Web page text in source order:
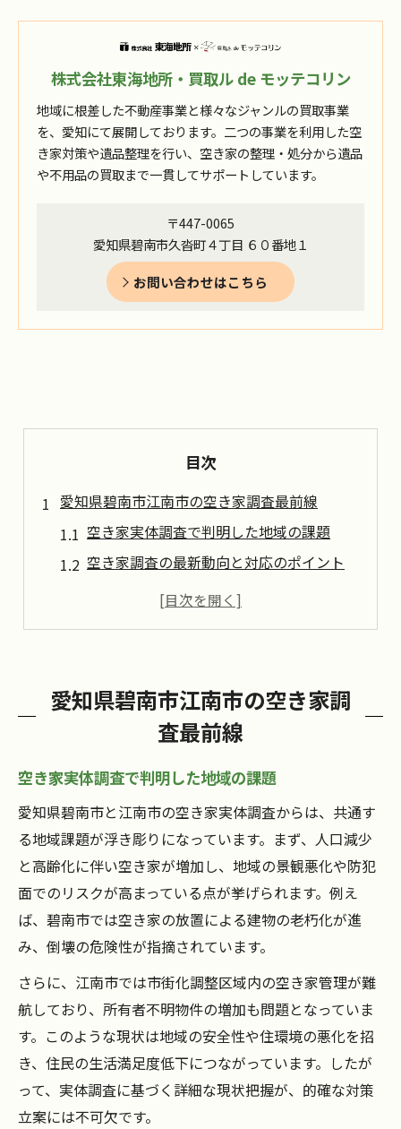
株式会社東海地所・買取ル de モッテコリン
地域に根差した不動産事業と様々なジャンルの買取事業
を、愛知にて展開しております。二つの事業を利用した空
き家対策や遺品整理を行い、空き家の整理・処分から遺品
や不用品の買取まで一貫してサポートしています。
〒447-0065
愛知県碧南市久沓町４丁目 ６０番地１
お問い合わせはこちら
目次
愛知県碧南市江南市の空き家調査最前線
空き家実体調査で判明した地域の課題
空き家調査の最新動向と対応のポイント
市街化調整区域における空き家の現状
空き家が防災・防犯に及ぼす影響とは
空き家と地域活性化の関係性を解説
空き家増加による景観への影響を考える
空き家とコミュニティ維持の課題分析
空き家問題が地価や資産価値に与える影響
碧南市と江南市の空き家実体把握の重要性
空き家実体調査で分かる地域の傾向
空き家把握がまちづくりに果たす役割
行政資料が示す空き家の分布状況
空き家バンクとの連携による情報共有
高齢化と空き家の関係性を掘り下げる
人口減少と空き家のつながりを解明する
人口減少が空き家増加に与える要因分析
江南市の人口推移と空き家問題の関係
愛知県碧南市江南市の空き家調
査最前線
空き家実体調査で判明した地域の課題
愛知県碧南市と江南市の空き家実体調査からは、共通す
る地域課題が浮き彫りになっています。まず、人口減少
と高齢化に伴い空き家が増加し、地域の景観悪化や防犯
面でのリスクが高まっている点が挙げられます。例え
ば、碧南市では空き家の放置による建物の老朽化が進
み、倒壊の危険性が指摘されています。
さらに、江南市では市街化調整区域内の空き家管理が難
航しており、所有者不明物件の増加も問題となっていま
す。このような現状は地域の安全性や住環境の悪化を招
き、住民の生活満足度低下につながっています。したが
って、実体調査に基づく詳細な現状把握が、的確な対策
立案には不可欠です。